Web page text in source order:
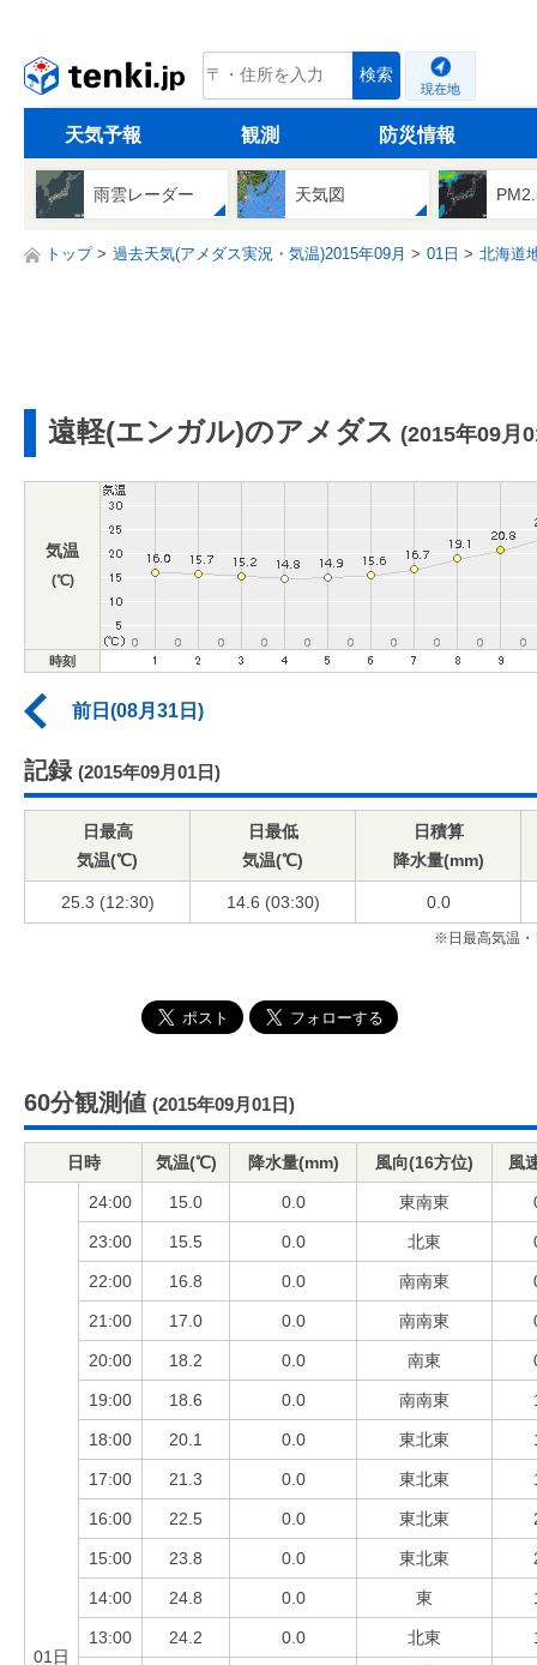
tenki.jp 検索
現在地
天気予報 観測 防災情報
雨雲レーダー 天気図
トップ 過去天気(アメダス実況・気温)2015年09月 01日 北海道
遠軽(エンガル)のアメダス (2015年09月
気温
(℃)
時刻
前日(08月31日)
記録 (2015年09月01日)
日最高
気温(℃)
日最低
気温(℃)
日積算
降水量(mm)
25.3 (12:30) 14.6 (03:30) 0.0
※日最高気温・
60分観測値 (2015年09月01日)
日時 気温(℃) 降水量(mm) 風向(16方位) 風
01日
24:00 15.0 0.0 東南東
23:00 15.5 0.0 北東
22:00 16.8 0.0 南南東
21:00 17.0 0.0 南南東
20:00 18.2 0.0 南東
19:00 18.6 0.0 南南東
18:00 20.1 0.0 東北東
17:00 21.3 0.0 東北東
16:00 22.5 0.0 東北東
15:00 23.8 0.0 東北東
14:00 24.8 0.0 東
13:00 24.2 0.0 北東